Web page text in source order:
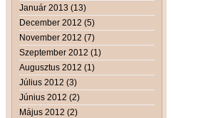
Január 2013 (13)
December 2012 (5)
November 2012 (7)
Szeptember 2012 (1)
Augusztus 2012 (1)
Július 2012 (3)
Június 2012 (2)
Május 2012 (2)